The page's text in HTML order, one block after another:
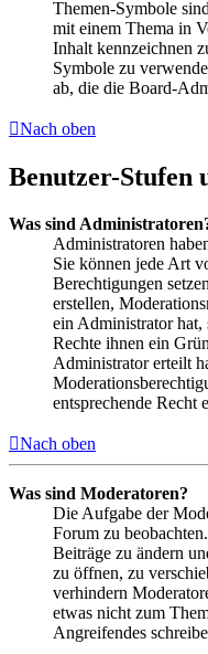
Themen-Symbole
mit einem Thema in
Inhalt kennzeichnen
Symbole zu
ab, die die Board-
Nach oben
Benutzer-Stufen
Was sind
Administratoren
Sie können jede Art
Berechtigungen
erstellen,
ein Administrator
Rechte ihnen ein
Administrator erteilt
entsprechende Recht
Nach oben
Was sind Moderatoren?
Die Aufgabe der
Forum zu
Beiträge zu ändern
zu öffnen, zu
verhindern
etwas nicht zum
Angreifendes